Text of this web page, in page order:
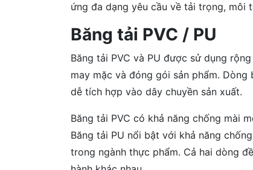
ứng đa dạng yêu cầu về tải trọng, môi
Băng tải PVC / PU
Băng tải PVC và PU được sử dụng
may mặc và đóng gói sản phẩm.
dễ tích hợp vào dây chuyền sản xuất.
Băng tải PVC có khả năng chống mài
Băng tải PU nổi bật với khả năng
trong ngành thực phẩm. Cả hai dòng